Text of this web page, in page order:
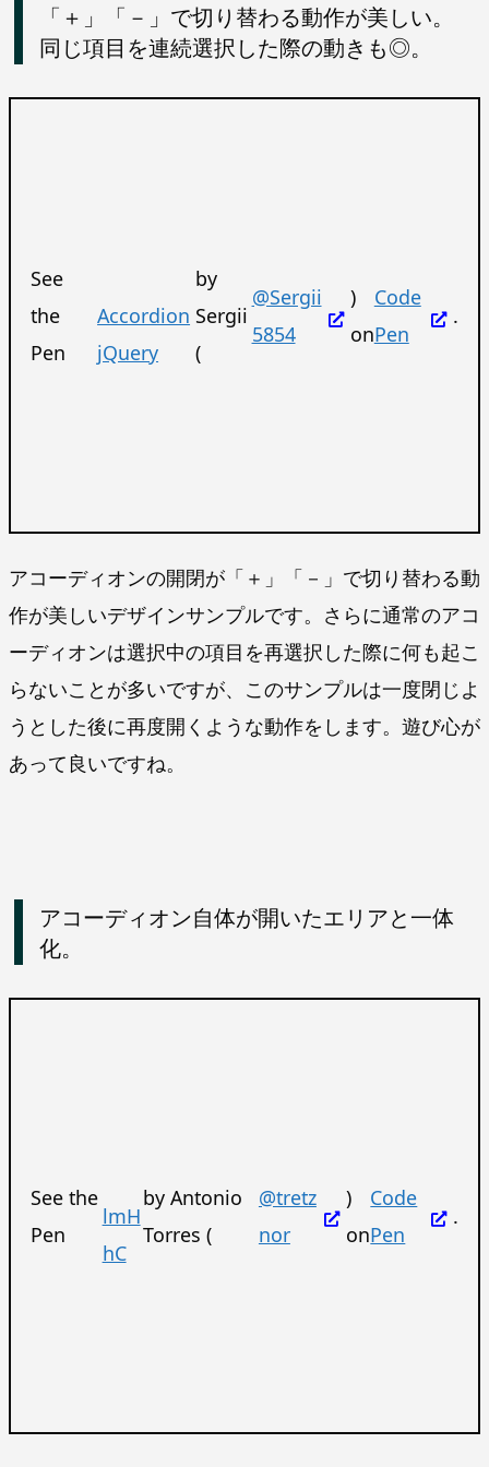
「＋」「－」で切り替わる動作が美しい。
同じ項目を連続選択した際の動きも◎。
See
the
Pen
Accordion
jQuery
by
Sergii
(
@Sergii
5854
)
on
Code
Pen
.
アコーディオンの開閉が「＋」「－」で切り替わる動
作が美しいデザインサンプルです。さらに通常のアコ
ーディオンは選択中の項目を再選択した際に何も起こ
らないことが多いですが、このサンプルは一度閉じよ
うとした後に再度開くような動作をします。遊び心が
あって良いですね。
アコーディオン自体が開いたエリアと一体
化。
See the
Pen
lmH
hC
by Antonio
Torres (
@tretz
nor
)
on
Code
Pen
.